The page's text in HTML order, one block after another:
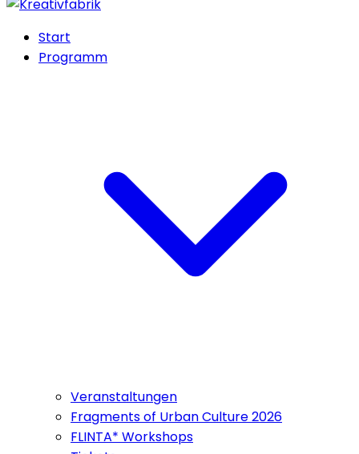
Start
Programm
Veranstaltungen
Fragments of Urban Culture 2026
FLINTA* Workshops